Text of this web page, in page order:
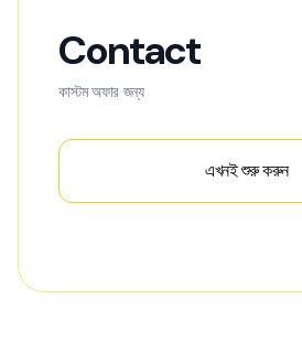
Contact
কাস্টম অফার জন্য
এখনই শুরু করুন